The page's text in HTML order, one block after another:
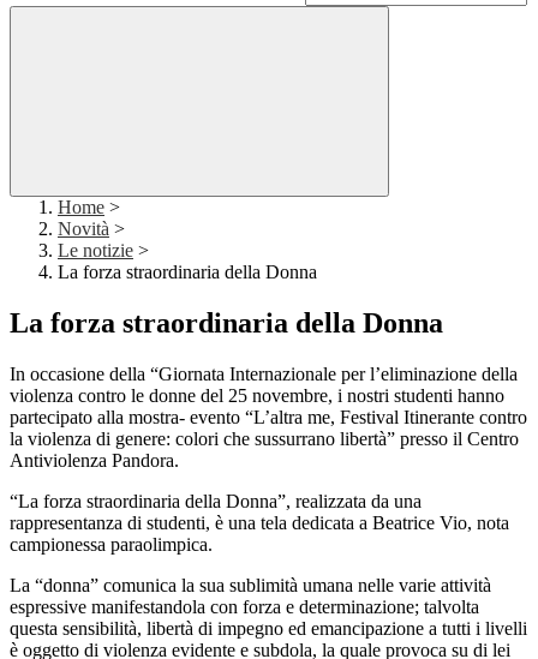
Home >
Novità >
Le notizie >
La forza straordinaria della Donna
La forza straordinaria della Donna
In occasione della “Giornata Internazionale per l’eliminazione della
violenza contro le donne del 25 novembre, i nostri studenti hanno
partecipato alla mostra- evento “L’altra me, Festival Itinerante contro
la violenza di genere: colori che sussurrano libertà” presso il Centro
Antiviolenza Pandora.
“La forza straordinaria della Donna”, realizzata da una
rappresentanza di studenti, è una tela dedicata a Beatrice Vio, nota
campionessa paraolimpica.
La “donna” comunica la sua sublimità umana nelle varie attività
espressive manifestandola con forza e determinazione; talvolta
questa sensibilità, libertà di impegno ed emancipazione a tutti i livelli
è oggetto di violenza evidente e subdola, la quale provoca su di lei